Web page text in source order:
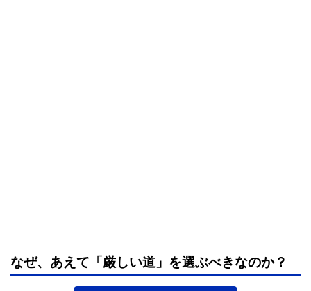
なぜ、あえて「厳しい道」を選ぶべきなのか？